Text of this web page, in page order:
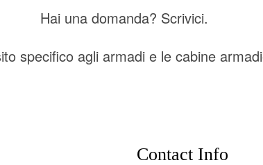
Hai una domanda? Scrivici.
specifico agli armadi e le cabine
Contact Info